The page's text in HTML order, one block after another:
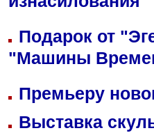
изнасилования
Подарок от
"Машины
Премьеру
Выставка